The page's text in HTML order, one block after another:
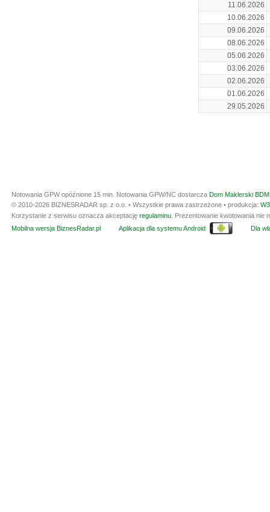
11.06.2026
10.06.2026
09.06.2026
08.06.2026
05.06.2026
03.06.2026
02.06.2026
01.06.2026
29.05.2026
Notowania GPW opóźnione 15 min. Notowania GPW/NC dostarcza Dom Maklerski
© 2010-2026 BIZNESRADAR sp. z o.o. • Wszystkie prawa zastrzeżone • produkcja:
Korzystanie z serwisu oznacza akceptację regulaminu . Prezentowanie kwotowania
Mobilna wersja BiznesRadar.pl
Aplikacja dla systemu Android Dla